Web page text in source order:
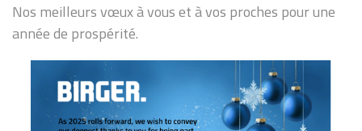
Nos meilleurs vœux à vous et à vos proches pour une
année de prospérité.